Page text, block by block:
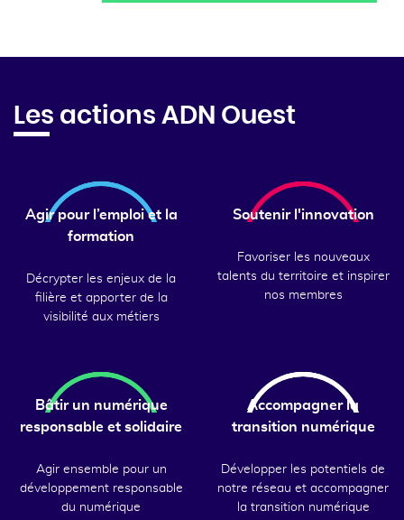
Les actions ADN Ouest
Agir pour l’emploi et la
formation
Décrypter les enjeux de la
filière et apporter de la
visibilité aux métiers
Soutenir l'innovation
Favoriser les nouveaux
talents du territoire et inspirer
nos membres
Bâtir un numérique
responsable et solidaire
Agir ensemble pour un
développement responsable
du numérique
Accompagner la
transition numérique
Développer les potentiels de
notre réseau et accompagner
la transition numérique